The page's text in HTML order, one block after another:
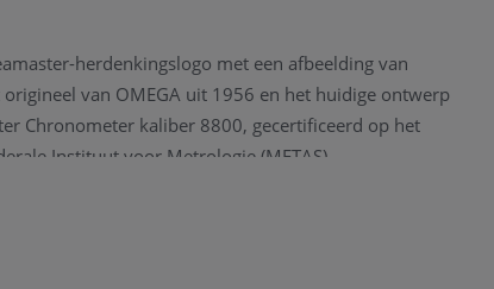
herdenkingslogo met een afbeelding van
van OMEGA uit 1956 en het huidige ontwerp
Chronometer kaliber 8800, gecertificeerd op het
Instituut voor Metrologie (METAS).